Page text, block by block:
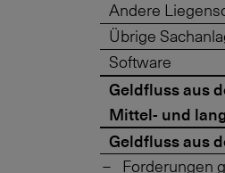
Andere
Übrige
Software
Geldfluss aus
Mittel- und
Geldfluss aus
Forderungen